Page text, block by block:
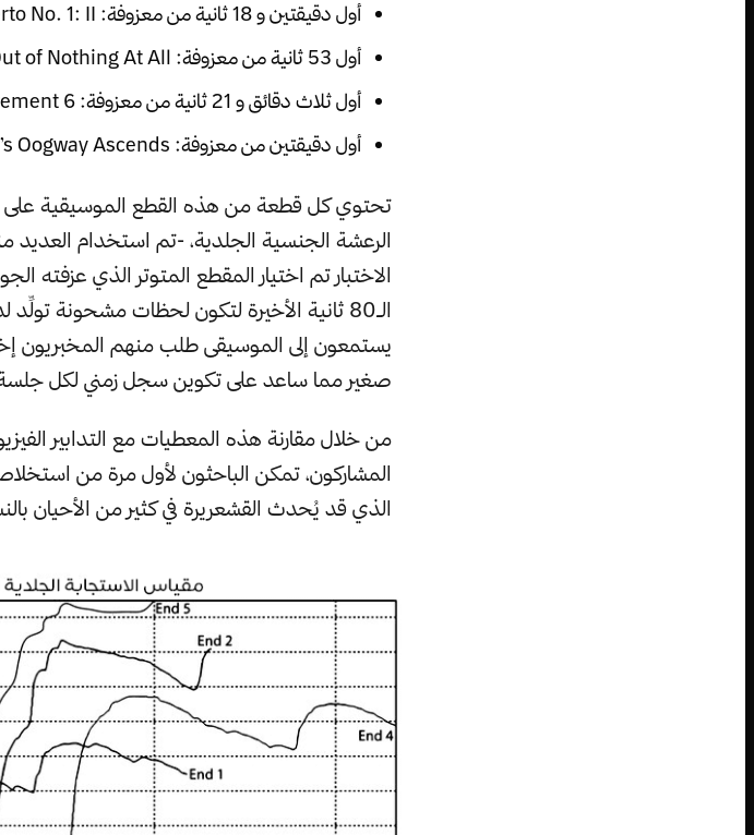
أول دقيقتين و 18 ثانية من معزوفة: Chopin’s Piano Concerto No. 1: II
أول 53 ثانية من معزوفة: Air Supply’s Making Love Out of Nothing At All
أول ثلاث دقائق و 21 ثانية من معزوفة: of Vangelis’ Mythodea: Movement 6
أول دقيقتين من معزوفة: Hans Zimmer’s Oogway Ascends
تحتوي كل قطعة من هذه القطع الموسيقية على
الرعشة الجنسية الجلدية، -تم استخدام العديد
الاختبار تم اختيار المقطع المتوتر الذي عزفته
الـ80 ثانية الأخيرة لتكون لحظات مشحونة
يستمعون إلى الموسيقى طلب منهم المخبريون
صغير مما ساعد على تكوين سجل زمني لكل
من خلال مقارنة هذه المعطيات مع التدابير
المشاركون، تمكن الباحثون لأول مرة من
الذي قد يُحدث القشعريرة في كثير من الأحيان